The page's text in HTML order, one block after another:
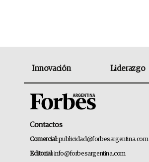
Innovación Liderazgo
Contactos
Comercial:publicidad@forbesargentina.com
Editorial:info@forbesargentina.com